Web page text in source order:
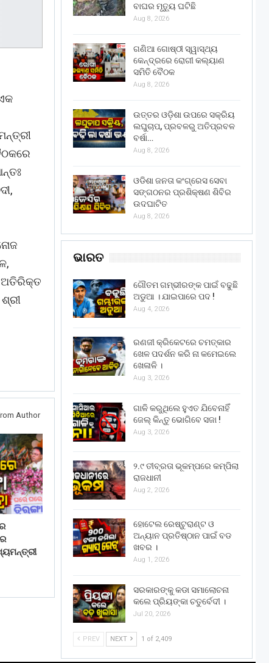
ଅତିରିକ୍ତ
Author
ବାଘର ମୃତ୍ୟୁ ଘଟିଛି
Aug 8, 2026
ଗଣିଆ ଗୋଷ୍ଠୀ ସ୍ୱାସ୍ଥ୍ୟ
କେନ୍ଦ୍ରରେ ରୋଗୀ କଲ୍ୟାଣ
ସମିତି ବୈଠକ
Aug 8, 2026
ଉତ୍ତର ଓଡ଼ିଶା ଉପରେ ସକ୍ରିୟ
ଲଘୁଚାପ, ପ୍ରବଳରୁ ଅତିପ୍ରବଳ
ବର୍ଷା…
Aug 8, 2026
ଓଡିଶା ଜନତା କଂଗ୍ରେସ ସେବା
ସଙ୍ଗଠନର ପ୍ରଶିକ୍ଷଣ ଶିବିର
ଉଦଘାଟିତ
Aug 8, 2026
ଭାରତ
ଗୌତମ ଗମ୍ଭୀରଙ୍କ ପାଇଁ ବଢୁଛି
ଅଡୁଆ । ଯାଇପାରେ ପଦ !
Aug 4, 2026
ରଣଜୀ କ୍ରିକେଟରେ ଚମତ୍କାର
ଖେଳ ପଦର୍ଶନ କରି ନା କମେଇଲେ
ଖେଳାଳି ।
Aug 3, 2026
ଗାଳି କରୁଥିଲେ ହୁଏତ ଯିବେନାହିଁ
ଜେଲ୍ କିନ୍ତୁ ଭୋଗିବେ ସଜା !
Aug 3, 2026
୨.୯ ତୀବ୍ରତା ଭୂକମ୍ପରେ କମ୍ପିଲା
ରାଜଧାନୀ
Aug 2, 2026
ହୋଟେଲ ରେଷ୍ଟୁରାଣ୍ଟ ଓ
ଅନ୍ୟାନ ପ୍ରତିଷ୍ଠାନ ପାଇଁ ବଡ
ଖବର ।
Aug 1, 2026
ସରକାରଙ୍କୁ କଡା ସମାଲୋଚନା
କଲେ ପ୍ରିୟଙ୍କା ଚତୁର୍ବେଦୀ ।
Jul 20, 2026
PREV NEXT 1 of 2,409